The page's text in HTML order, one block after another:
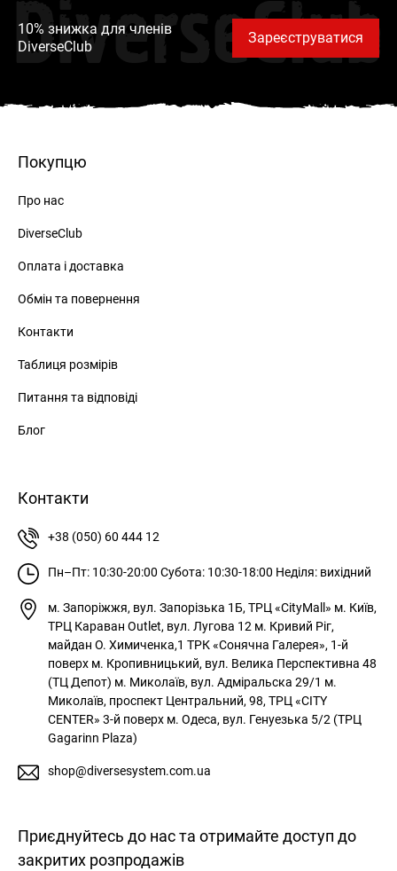
10% знижка для членів
DiverseClub
DiverseClub
Зареєструватися
Покупцю
Про нас
DiverseClub
Оплата і доставка
Обмін та повернення
Контакти
Таблиця розмірів
Питання та відповіді
Блог
Контакти
+38 (050) 60 444 12
Пн–Пт: 10:30-20:00 Субота: 10:30-18:00 Неділя: вихідний
м. Запоріжжя, вул. Запорізька 1Б, ТРЦ «CityMall» м. Київ,
ТРЦ Караван Outlet, вул. Лугова 12 м. Кривий Ріг,
майдан О. Химиченка,1 ТРК «Сонячна Галерея», 1-й
поверх м. Кропивницький, вул. Велика Перспективна 48
(ТЦ Депот) м. Миколаїв, вул. Адміральска 29/1 м.
Миколаїв, проспект Центральний, 98, ТРЦ «CITY
CENTER» 3-й поверх м. Одеса, вул. Генуезька 5/2 (ТРЦ
Gagarinn Plaza)
shop@diversesystem.com.ua
Приєднуйтесь до нас та отримайте доступ до
закритих розпродажів